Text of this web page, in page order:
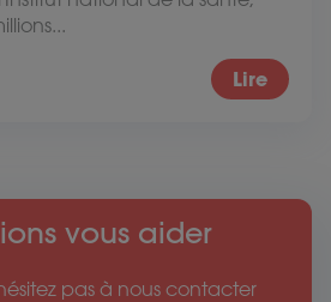
Lire
vous aider
pas à nous contacter